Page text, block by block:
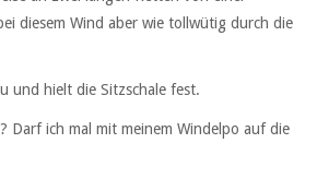
diesem Wind aber wie tollwütig durch die
und hielt die Sitzschale fest.
Darf ich mal mit meinem Windelpo auf die